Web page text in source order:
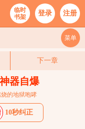
临时
书架
登录 注册
菜单
下一章
器自爆
的地狱咆哮
10秒纠正